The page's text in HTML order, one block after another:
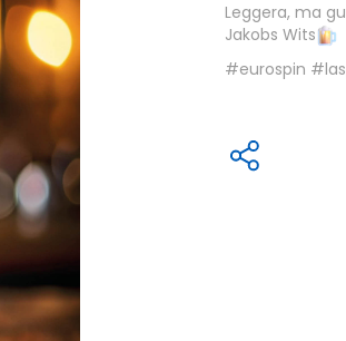
Leggera, ma
Jakobs Wits
#eurospin